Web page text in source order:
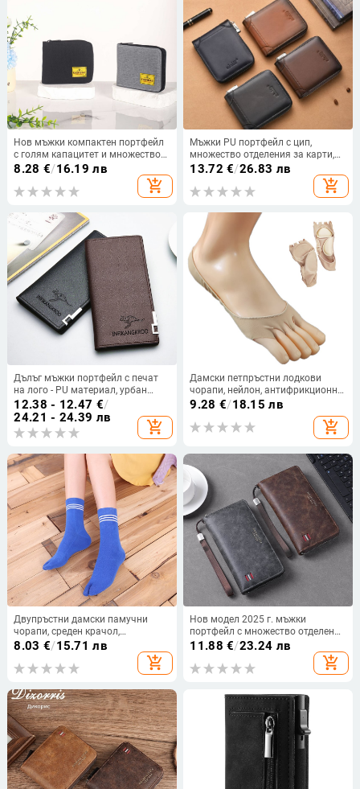
Нов мъжки компактен портфейл
с голям капацитет и множество
отделения за карти, платнено-
нейлонов портфейл със цип,
бизнес стил
8.28 €/16.19 лв
add_shopping_cart
Мъжки PU портфейл с цип,
множество отделения за карти,
голям капацитет, марка Sapele,
подплата от полиестер, пролет
2025
13.72 €/26.83 лв
add_shopping_cart
Дълъг мъжки портфейл с печат
на лого - PU материал, урбан
минималистичен стил,
водоустойчив и износоустойчив,
за ежедневна употреба
12.38 - 12.47 €/
24.21 - 24.39 лв
add_shopping_cart
Дамски петпръстни лодкови
чорапи, нейлон, антифрикционни,
с отворен пръст,
9.28 €/18.15 лв
add_shopping_cart
Двупръстни дамски памучни
чорапи, среден крачол,
еднонишкова плетка, 144 игли,
8.03 €/15.71 лв
add_shopping_cart
Нов модел 2025 г. мъжки
портфейл с множество отделения
за карти, дълъг ежедневен
дизайн с голям капацитет и джоб
за телефон и монети
11.88 €/23.24 лв
add_shopping_cart